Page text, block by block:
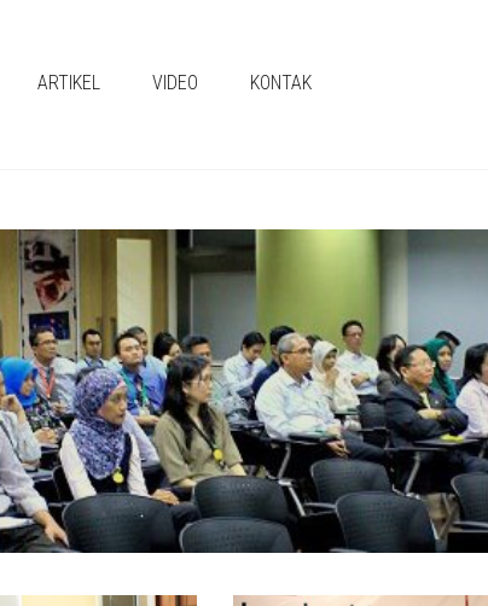
ARTIKEL VIDEO KONTAK